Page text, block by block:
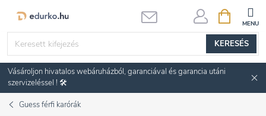
KERESÉS
KOSÁR
Vásároljon hivatalos webáruházból, garanciával és garancia utáni
szervizeléssel ! 🛠️
Guess férfi karórák